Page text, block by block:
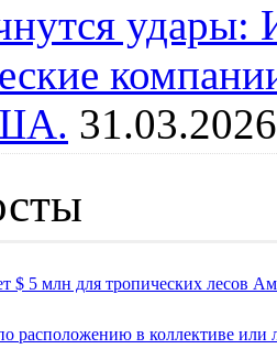
31.03.2026
$ 5 млн для тропических лесов
расположению в коллективе